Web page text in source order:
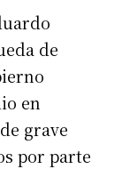
de
en
grave
por parte